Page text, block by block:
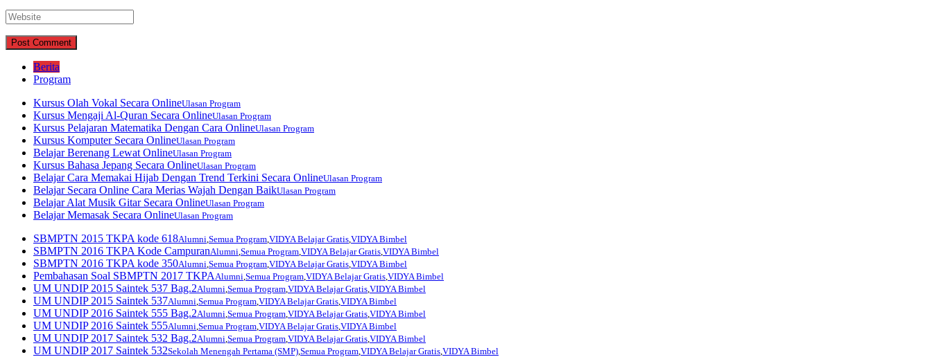
Berita
Program
Kursus Olah Vokal Secara OnlineUlasan Program
Kursus Mengaji Al-Quran Secara OnlineUlasan Program
Kursus Pelajaran Matematika Dengan Cara OnlineUlasan Program
Kursus Komputer Secara OnlineUlasan Program
Belajar Berenang Lewat OnlineUlasan Program
Kursus Bahasa Jepang Secara OnlineUlasan Program
Belajar Cara Memakai Hijab Dengan Trend Terkini Secara OnlineUlasan Program
Belajar Secara Online Cara Merias Wajah Dengan BaikUlasan Program
Belajar Alat Musik Gitar Secara OnlineUlasan Program
Belajar Memasak Secara OnlineUlasan Program
SBMPTN 2015 TKPA kode 618Alumni Semua Program VIDYA Belajar Gratis VIDYA Bimbel
SBMPTN 2016 TKPA Kode CampuranAlumni Semua Program VIDYA Belajar Gratis VIDYA Bimbel
SBMPTN 2016 TKPA kode 350Alumni Semua Program VIDYA Belajar Gratis VIDYA Bimbel
Pembahasan Soal SBMPTN 2017 TKPA Alumni Semua Program VIDYA Belajar Gratis VIDYA Bimbel
UM UNDIP 2015 Saintek 537 Bag.2Alumni Semua Program VIDYA Belajar Gratis VIDYA Bimbel
UM UNDIP 2015 Saintek 537Alumni Semua Program VIDYA Belajar Gratis VIDYA Bimbel
UM UNDIP 2016 Saintek 555 Bag.2Alumni Semua Program VIDYA Belajar Gratis VIDYA Bimbel
UM UNDIP 2016 Saintek 555Alumni Semua Program VIDYA Belajar Gratis VIDYA Bimbel
UM UNDIP 2017 Saintek 532 Bag.2Alumni Semua Program VIDYA Belajar Gratis VIDYA Bimbel
UM UNDIP 2017 Saintek 532Sekolah Menengah Pertama (SMP) Semua Program VIDYA Belajar Gratis VIDYA Bimbel